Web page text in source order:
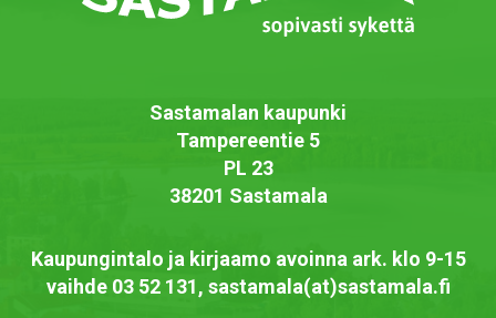
Sastamalan kaupunki
Tampereentie 5
PL 23
38201 Sastamala
Kaupungintalo ja kirjaamo avoinna ark. klo 9-15
vaihde 03 52 131, sastamala(at)sastamala.fi